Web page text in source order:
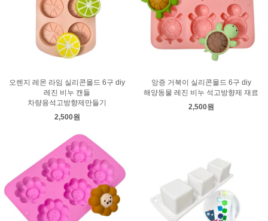
오렌지 레몬 라임 실리콘몰드 6구 diy
레진 비누 캔들
차량용석고방향제만들기
2,500원
앙증 거북이 실리콘몰드 6구 diy
해양동물 레진 비누 석고방향제 재료
2,500원